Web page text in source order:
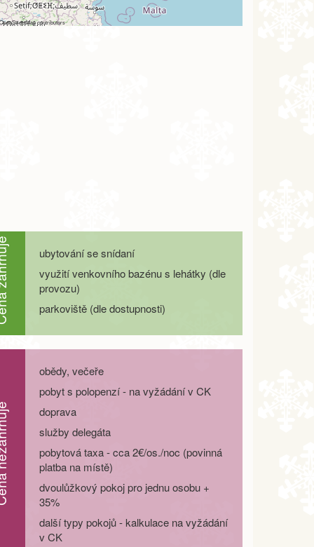
OpenStreetMapcontributors
ubytování se snídaní
využití venkovního bazénu s lehátky (dle
provozu)
parkoviště (dle dostupnosti)
obědy, večeře
pobyt s polopenzí - na vyžádání v CK
doprava
služby delegáta
pobytová taxa - cca 2€/os./noc (povinná
platba na místě)
dvoulůžkový pokoj pro jednu osobu +
35%
další typy pokojů - kalkulace na vyžádání
v CK